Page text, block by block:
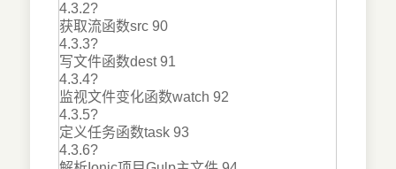
4.3.2?
获取流函数src 90
4.3.3?
写文件函数dest 91
4.3.4?
监视文件变化函数watch 92
4.3.5?
定义任务函数task 93
4.3.6?